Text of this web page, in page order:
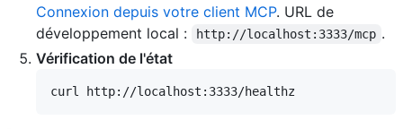
Connexion depuis votre client MCP. URL de
développement local :
http://localhost:3333/mcp .
Vérification de l'état